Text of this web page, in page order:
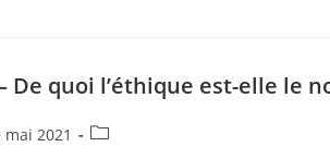
De quoi l’éthique est-elle le
mai 2021